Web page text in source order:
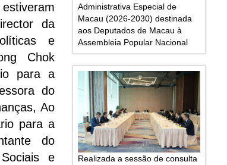
da
e
Chok
para a
do
Ao
para a
do
e
Administrativa Especial de
Macau (2026-2030) destinada
aos Deputados de Macau à
Assembleia Popular Nacional
Realizada a sessão de consulta